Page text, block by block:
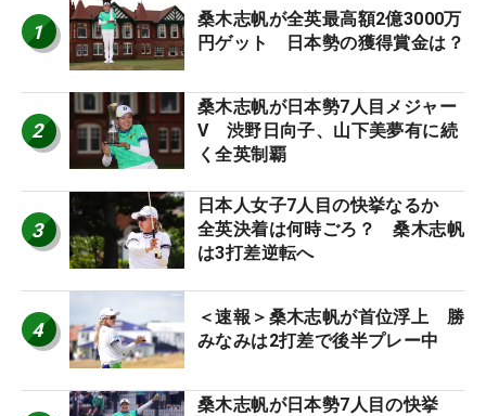
1
桑木志帆が全英最高額2億3000万
円ゲット 日本勢の獲得賞金は？
2
桑木志帆が日本勢7人目メジャー
V 渋野日向子、山下美夢有に続
く全英制覇
3
日本人女子7人目の快挙なるか
全英決着は何時ごろ？ 桑木志帆
は3打差逆転へ
4
＜速報＞桑木志帆が首位浮上 勝
みなみは2打差で後半プレー中
桑木志帆が日本勢7人目の快挙